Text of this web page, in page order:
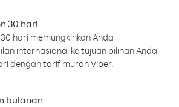
30 hari
hari memungkinkan Anda
internasional ke tujuan pilihan Anda
dengan tarif murah Viber.
bulanan